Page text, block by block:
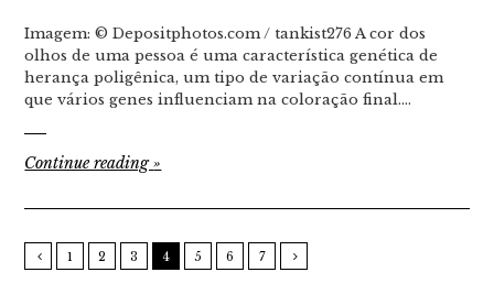
Imagem: © Depositphotos.com / tankist276 A cor dos
olhos de uma pessoa é uma característica genética de
herança poligênica, um tipo de variação contínua em
que vários genes influenciam na coloração final.…
Continue reading»
1 2 3 4 5 6 7